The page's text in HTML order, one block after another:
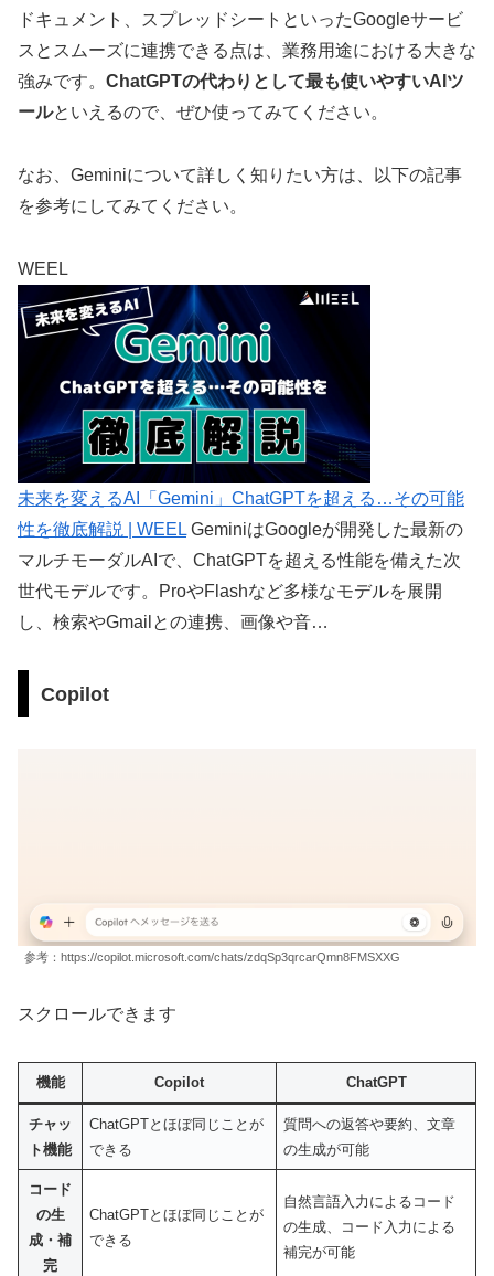
ドキュメント、スプレッドシートといったGoogleサービ
スとスムーズに連携できる点は、業務用途における大きな
強みです。 ChatGPTの代わりとして最も使いやすいAIツ
ールといえるので、ぜひ使ってみてください。
なお、Geminiについて詳しく知りたい方は、以下の記事
を参考にしてみてください。
WEEL
未来を変えるAI「Gemini」ChatGPTを超える…その可能
性を徹底解説 | WEEL GeminiはGoogleが開発した最新の
マルチモーダルAIで、ChatGPTを超える性能を備えた次
世代モデルです。ProやFlashなど多様なモデルを展開
し、検索やGmailとの連携、画像や音…
Copilot
参考：https://copilot.microsoft.com/chats/zdqSp3qrcarQmn8FMSXXG
スクロールできます
機能 Copilot ChatGPT
チャッ
ト機能
ChatGPTとほぼ同じことが
できる
質問への返答や要約、文章
の生成が可能
コード
の生
成・補
完
ChatGPTとほぼ同じことが
できる
自然言語入力によるコード
の生成、コード入力による
補完が可能